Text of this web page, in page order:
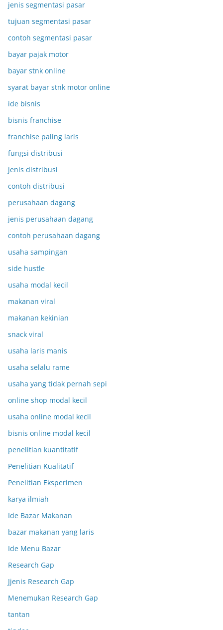
jenis segmentasi pasar
tujuan segmentasi pasar
contoh segmentasi pasar
bayar pajak motor
bayar stnk online
syarat bayar stnk motor online
ide bisnis
bisnis franchise
franchise paling laris
fungsi distribusi
jenis distribusi
contoh distribusi
perusahaan dagang
jenis perusahaan dagang
contoh perusahaan dagang
usaha sampingan
side hustle
usaha modal kecil
makanan viral
makanan kekinian
snack viral
usaha laris manis
usaha selalu rame
usaha yang tidak pernah sepi
online shop modal kecil
usaha online modal kecil
bisnis online modal kecil
penelitian kuantitatif
Penelitian Kualitatif
Penelitian Eksperimen
karya ilmiah
Ide Bazar Makanan
bazar makanan yang laris
Ide Menu Bazar
Research Gap
Jjenis Research Gap
Menemukan Research Gap
tantan